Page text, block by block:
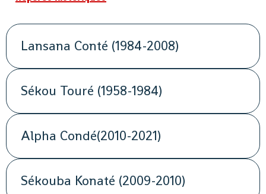
Lansana Conté (1984-2008)
Sékou Touré (1958-1984)
Alpha Condé(2010-2021)
Sékouba Konaté (2009-2010)